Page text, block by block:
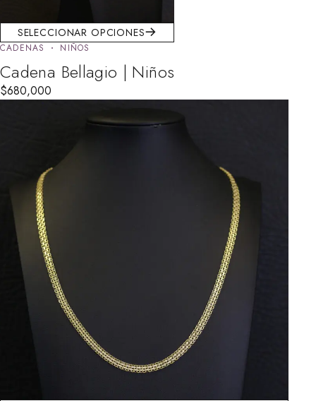
SELECCIONAR OPCIONES
CADENAS NIÑOS
Cadena Bellagio | Niños
$680,000